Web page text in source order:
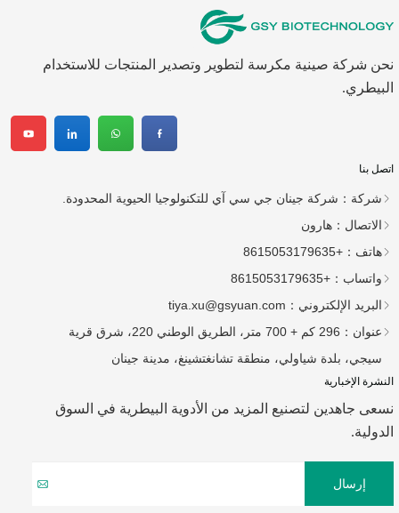
نحن شركة صينية مكرسة لتطوير وتصدير المنتجات للاستخدام
البيطري.
اتصل بنا
شركة： شركة جينان جي سي آي للتكنولوجيا الحيوية المحدودة.
الاتصال： هارون
هاتف： +8615053179635
واتساب： +8615053179635
البريد الإلكتروني： tiya.xu@gsyuan.com
عنوان：
296 كم + 700 متر، الطريق الوطني 220، شرق قرية
سيجي، بلدة شياولي، منطقة تشانغتشينغ، مدينة جينان
النشرة الإخبارية
نسعى جاهدين لتصنيع المزيد من الأدوية البيطرية في السوق
الدولية.
إرسال